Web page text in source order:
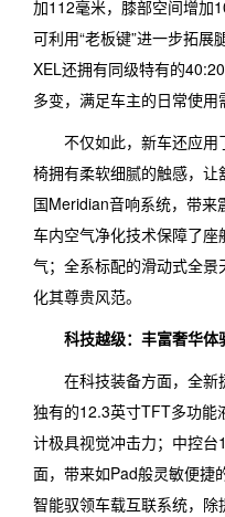
加112毫米，膝部空间增加
可利用“老板键”进一步拓
XEL还拥有同级特有的
多变，满足车主的日常使用
不仅如此，新车还应
椅拥有柔软细腻的触感，
国Meridian音响系统，带来
车内空气净化技术保障了
气；全系标配的滑动式全
化其尊贵风范。
科技越级：丰富奢华体
在科技装备方面，全
独有的12.3英寸TFT多功能
计极具视觉冲击力；中控
面，带来如Pad般灵敏便捷
智能驭领车载互联系统，